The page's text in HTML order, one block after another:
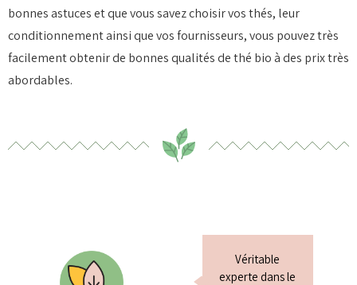
bonnes astuces et que vous savez choisir vos thés, leur
conditionnement ainsi que vos fournisseurs, vous pouvez très
facilement obtenir de bonnes qualités de thé bio à des prix très
abordables.
Véritable
experte dans le